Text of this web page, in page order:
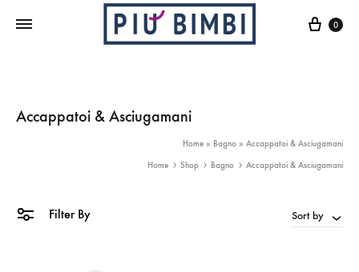
Cart
0
Accappatoi & Asciugamani
Home » Bagno » Accappatoi & Asciugamani
Home Shop Bagno Accappatoi & Asciugamani
Filter By Sort by